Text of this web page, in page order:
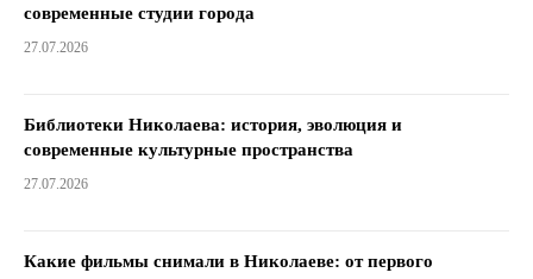
современные студии города
27.07.2026
Библиотеки Николаева: история, эволюция и
современные культурные пространства
27.07.2026
Какие фильмы снимали в Николаеве: от первого